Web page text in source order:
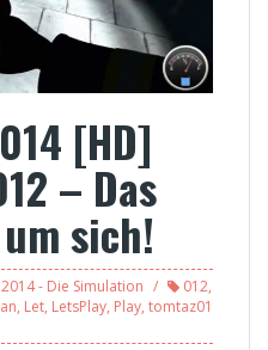
[HD]
– Das
sich!
- Die Simulation 012,
, Let, LetsPlay, Play, tomtaz01